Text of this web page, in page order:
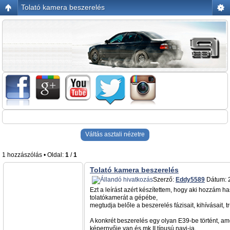
Tolató kamera beszerelés
Váltás asztali nézetre
1 hozzászólás • Oldal: 1 /1
Tolató kamera beszerelés
Szerző: Eddy5589 Dátum:
Ezt a leírást azért készítettem, hogy aki hozzám
tolatókamerát a gépébe,
megtudja belőle a beszerelés fázisait, kihívásait,
A konkrét beszerelés egy olyan E39-be történt,
képernyője van és mk II típusú navi-ja,